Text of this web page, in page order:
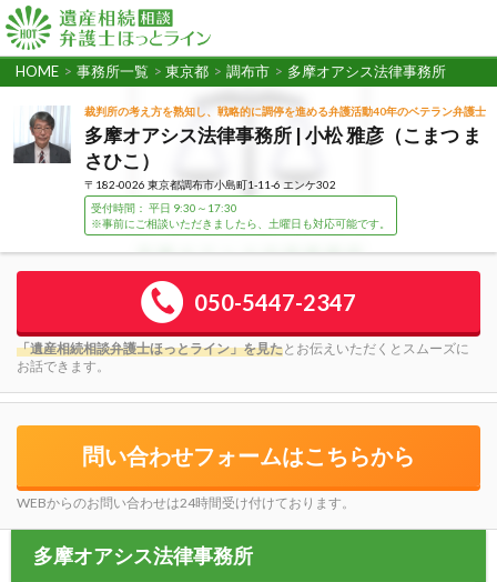
HOME > 事務所一覧 > 東京都 > 調布市 > 多摩オアシス法律事務所
裁判所の考え方を熟知し、戦略的に調停を進める弁護活動40年のベテラン弁護士
多摩オアシス法律事務所 | 小松 雅彦（こまつ ま
さひこ）
〒182-0026 東京都調布市小島町1-11-6 エンケ302
受付時間： 平日 9:30～17:30
※事前にご相談いただきましたら、土曜日も対応可能です。
050-5447-2347
「遺産相続相談弁護士ほっとライン」を見たとお伝えいただくとスムーズに
お話できます。
問い合わせフォームはこちらから
WEBからのお問い合わせは24時間受け付けております。
多摩オアシス法律事務所